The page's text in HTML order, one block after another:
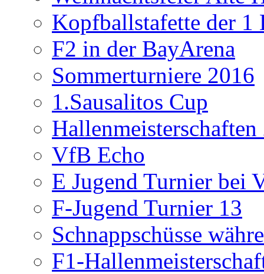
Kopfballstafette der 1
F2 in der BayArena
Sommerturniere 2016
1.Sausalitos Cup
Hallenmeisterschaften
VfB Echo
E Jugend Turnier bei
F-Jugend Turnier 13
Schnappschüsse
F1-